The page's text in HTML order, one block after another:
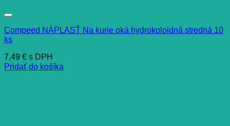
Compeed NÁPLASŤ Na kurie oká hydrokoloidná stredná 10
ks
7,49 € s DPH
Pridať do košíka